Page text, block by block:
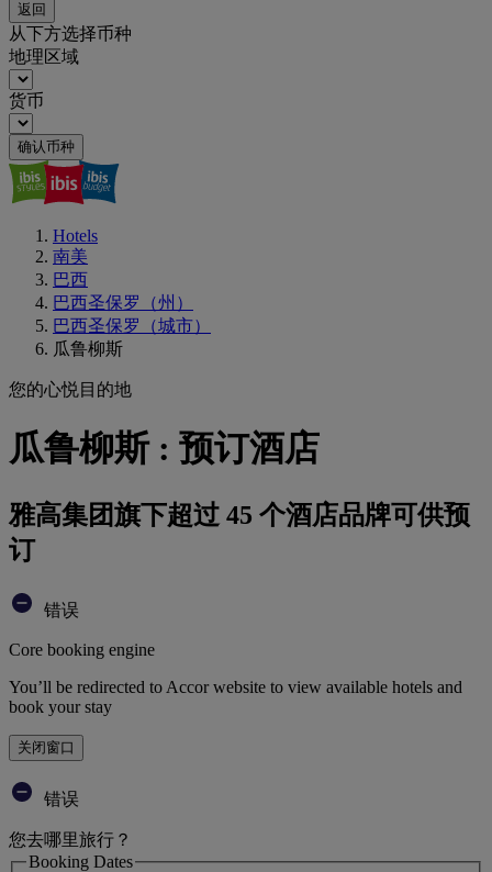
返回
从下方选择币种
地理区域
货币
确认币种
Hotels
南美
巴西
巴西圣保罗（州）
巴西圣保罗（城市）
瓜鲁柳斯
您的心悦目的地
瓜鲁柳斯 : 预订酒店
雅高集团旗下超过 45 个酒店品牌可供预
订
错误
Core booking engine
You’ll be redirected to Accor website to view available hotels and
book your stay
关闭窗口
错误
您去哪里旅行？
Booking Dates